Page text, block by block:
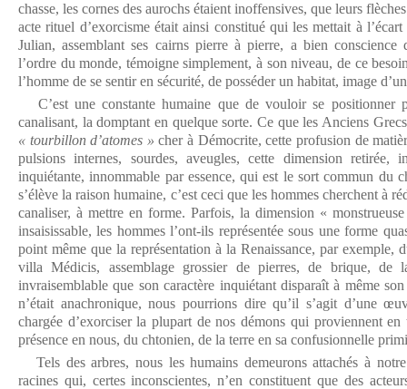
chasse, les cornes des aurochs étaient inoffensives, que leurs
acte rituel d’exorcisme était ainsi constitué qui les mettait à
Julian, assemblant ses cairns pierre à pierre, a bien conscience
l’ordre du monde, témoigne simplement, à son niveau, de ce
l’homme de se sentir en sécurité, de posséder un habitat, image
C’est une constante humaine que de vouloir se positionner
canalisant, la domptant en quelque sorte. Ce que les Anciens
« tourbillon d’atomes » cher à Démocrite, cette profusion de
pulsions internes, sourdes, aveugles, cette dimension retirée,
inquiétante, innommable par essence, qui est le sort commun du
s’élève la raison humaine, c’est ceci que les hommes cherchent à
canaliser, à mettre en forme. Parfois, la dimension «
insaisissable, les hommes l’ont-ils représentée sous une forme
point même que la représentation à la Renaissance, par exemple,
villa Médicis, assemblage grossier de pierres, de brique, de
invraisemblable que son caractère inquiétant disparaît à même
n’était anachronique, nous pourrions dire qu’il s’agit d’une
chargée d’exorciser la plupart de nos démons qui proviennent
présence en nous, du chtonien, de la terre en sa confusionnelle
Tels des arbres, nous les humains demeurons attachés à
racines qui, certes inconscientes, n’en constituent que des